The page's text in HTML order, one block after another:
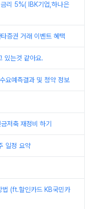
리 5%( IBK기업,하나은
증권 거래 이벤트 혜택
있는것 같아요.
요예측결과 및 청약 정보
저축 재정비 하기
일정 요약
법 (ft.할인카드 KB국민카